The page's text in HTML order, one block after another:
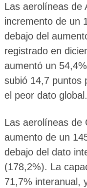
Las aerolíneas de
incremento de un
debajo del
registrado en
aumentó un
subió 14,7 puntos
el peor dato global.
Las aerolíneas de
aumento de un
debajo del dato
(178,2%). La
71,7% interanual,